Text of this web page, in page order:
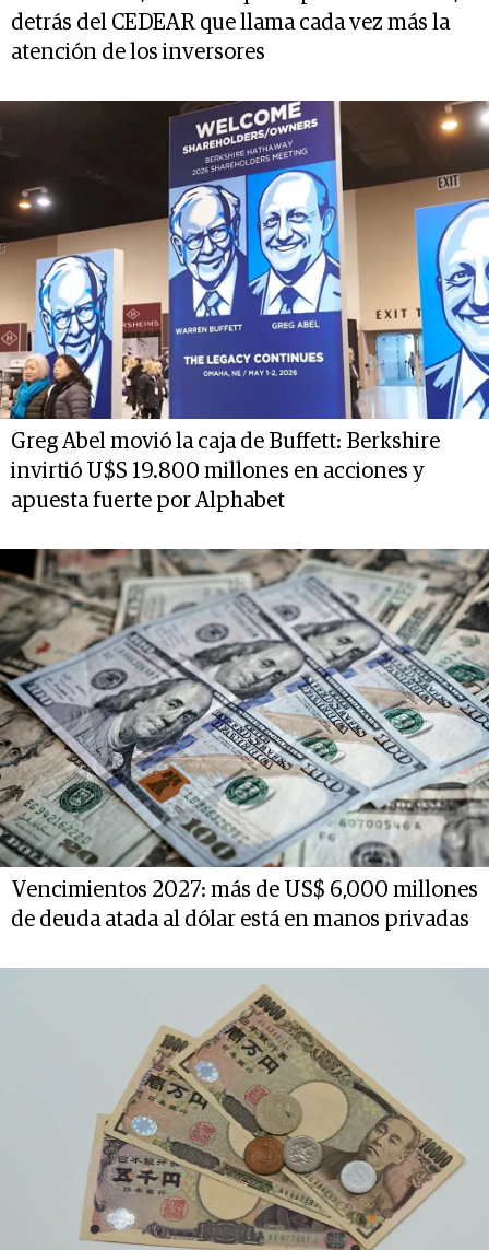
detrás del CEDEAR que llama cada vez más la
atención de los inversores
Greg Abel movió la caja de Buffett: Berkshire
invirtió U$S 19.800 millones en acciones y
apuesta fuerte por Alphabet
Vencimientos 2027: más de US$ 6,000 millones
de deuda atada al dólar está en manos privadas